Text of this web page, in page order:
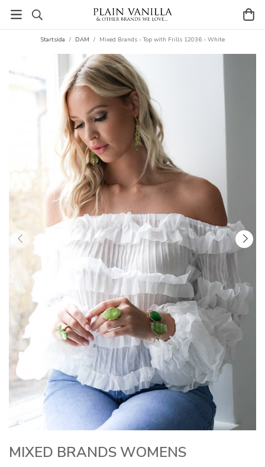
Startsida / DAM / Mixed Brands - Top with Frills 12036 - White
MIXED BRANDS WOMENS